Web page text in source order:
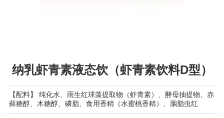
纳乳虾青素液态饮（虾青素饮料D型）
【配料】 纯化水、雨生红球藻提取物（虾青素）、酵母抽提物、赤
藓糖醇、木糖醇、磷脂、食用香精（水蜜桃香精）、胭脂虫红